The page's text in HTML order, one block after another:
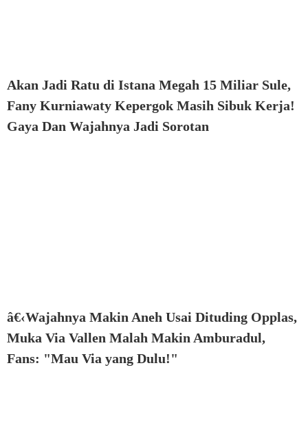
Akan Jadi Ratu di Istana Megah 15 Miliar Sule,
Fany Kurniawaty Kepergok Masih Sibuk Kerja!
Gaya Dan Wajahnya Jadi Sorotan
â€‹Wajahnya Makin Aneh Usai Dituding Opplas,
Muka Via Vallen Malah Makin Amburadul,
Fans: "Mau Via yang Dulu!"